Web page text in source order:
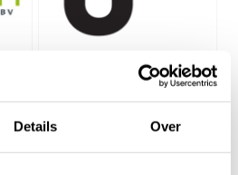
Details Over
Gram+ Professional ApS